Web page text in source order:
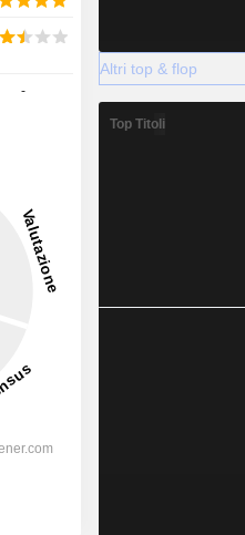
-
Altri top & flop
Top Titoli